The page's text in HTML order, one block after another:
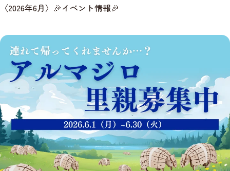
〈2026年6月〉🎉イベント情報🎉